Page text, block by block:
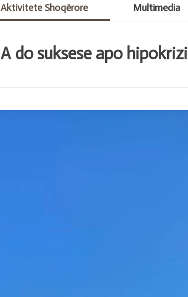
Aktivitete Shoqërore Multimedia
A do suksese apo hipokrizi